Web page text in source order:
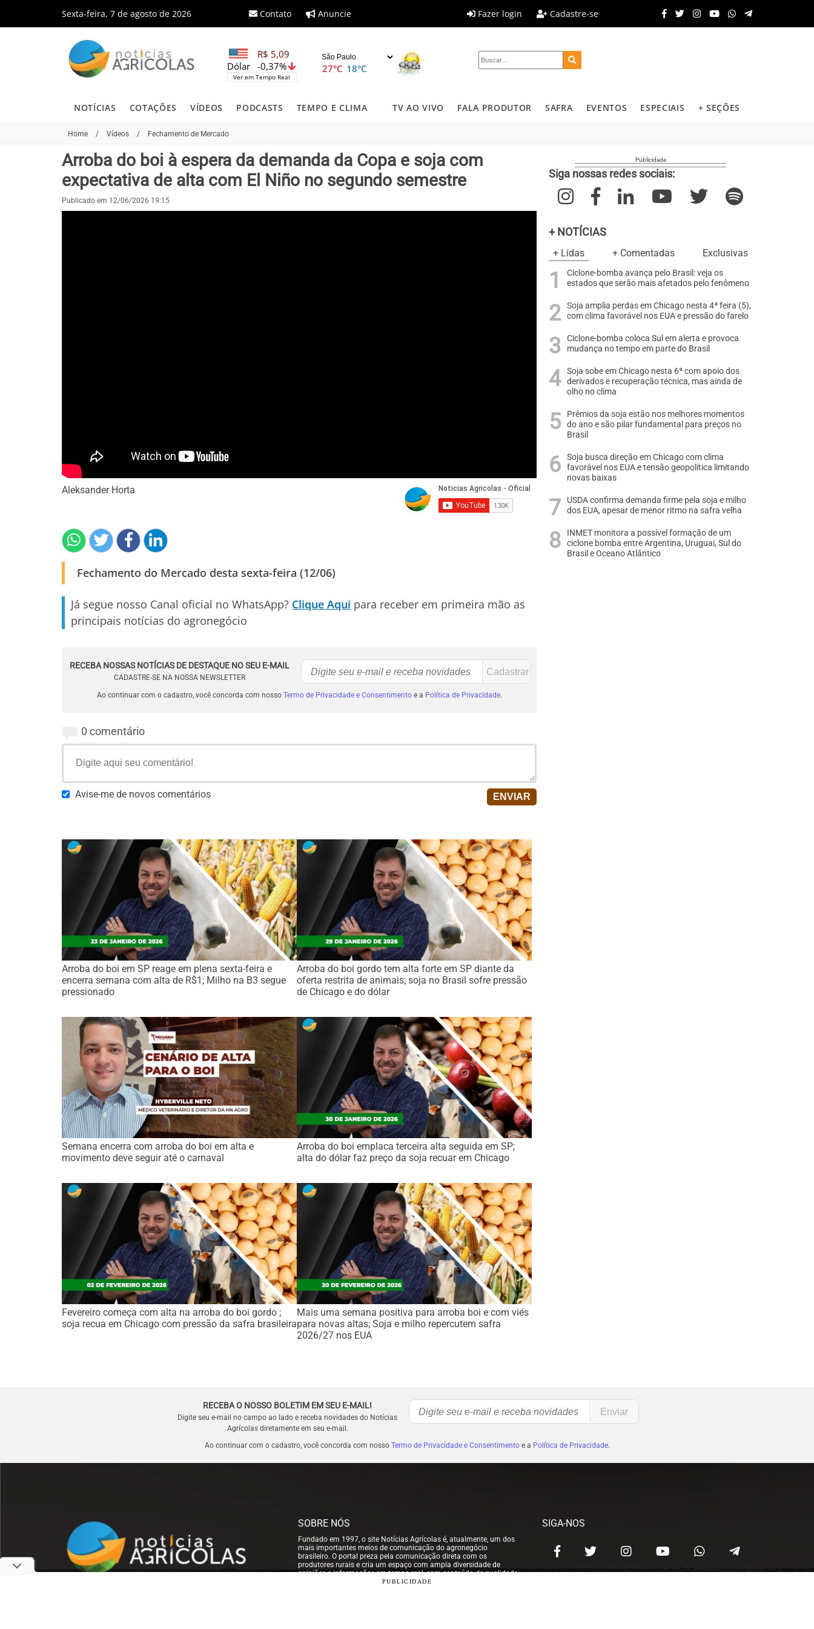
Sexta-feira, 7 de agosto de 2026 Contato Anuncie Fazer login Cadastre-se
R$ 5,09
-0,37%
Dólar
Ver em Tempo Real
27°C 18°C
NOTÍCIAS COTAÇÕES VÍDEOS PODCASTS TEMPO E CLIMA TV AO VIVO FALA PRODUTOR SAFRA EVENTOS ESPECIAIS + SEÇÕES
Home / Vídeos / Fechamento de Mercado
Arroba do boi à espera da demanda da Copa e soja com
expectativa de alta com El Niño no segundo semestre
Publicado em 12/06/2026 19:15
Aleksander Horta
Fechamento do Mercado desta sexta-feira (12/06)
Já segue nosso Canal oficial no WhatsApp? Clique Aqui para receber em primeira mão as
principais notícias do agronegócio
RECEBA NOSSAS NOTÍCIAS DE DESTAQUE NO SEU E-MAIL
CADASTRE-SE NA NOSSA NEWSLETTER
Ao continuar com o cadastro, você concorda com nosso Termo de Privacidade e Consentimentoe a Política de Privacidade.
0 comentário
Avise-me de novos comentários
Arroba do boi em SP reage em plena sexta-feira e
encerra semana com alta de R$1; Milho na B3 segue
pressionado
Arroba do boi gordo tem alta forte em SP diante da
oferta restrita de animais; soja no Brasil sofre pressão
de Chicago e do dólar
Semana encerra com arroba do boi em alta e
movimento deve seguir até o carnaval
Arroba do boi emplaca terceira alta seguida em SP;
alta do dólar faz preço da soja recuar em Chicago
Fevereiro começa com alta na arroba do boi gordo ;
soja recua em Chicago com pressão da safra brasileira
Mais uma semana positiva para arroba boi e com viés
para novas altas; Soja e milho repercutem safra
2026/27 nos EUA
Siga nossas redes sociais:
+ NOTÍCIAS
+ Lidas + Comentadas Exclusivas
Ciclone-bomba avança pelo Brasil: veja os
estados que serão mais afetados pelo fenômeno
Soja amplia perdas em Chicago nesta 4ª feira (5),
com clima favorável nos EUA e pressão do farelo
Ciclone-bomba coloca Sul em alerta e provoca
mudança no tempo em parte do Brasil
Soja sobe em Chicago nesta 6ª com apoio dos
derivados e recuperação técnica, mas ainda de
olho no clima
Prêmios da soja estão nos melhores momentos
do ano e são pilar fundamental para preços no
Brasil
Soja busca direção em Chicago com clima
favorável nos EUA e tensão geopolítica limitando
novas baixas
USDA confirma demanda firme pela soja e milho
dos EUA, apesar de menor ritmo na safra velha
INMET monitora a possível formação de um
ciclone bomba entre Argentina, Uruguai, Sul do
Brasil e Oceano Atlântico
RECEBA O NOSSO BOLETIM EM SEU E-MAIL!
Digite seu e-mail no campo ao lado e receba novidades do Notícias
Agrícolas diretamente em seu e-mail.
Ao continuar com o cadastro, você concorda com nosso Termo de Privacidade e Consentimentoe a Política de Privacidade.
SOBRE NÓS
Fundado em 1997, o site Notícias Agrícolas é, atualmente, um dos
mais importantes meios de comunicação do agronegócio
brasileiro. O portal preza pela comunicação direta com os
produtores rurais e cria um espaço com ampla diversidade de
opiniões e informações em tempo real, com conteúdo de qualidade
para que nossos usuários possam tomar sempre as melhores
SIGA-NOS
PUBLICIDADE